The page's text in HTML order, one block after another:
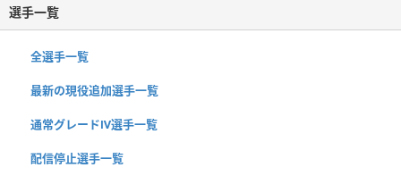
選手一覧
全選手一覧
最新の現役追加選手一覧
通常グレードⅣ選手一覧
配信停止選手一覧